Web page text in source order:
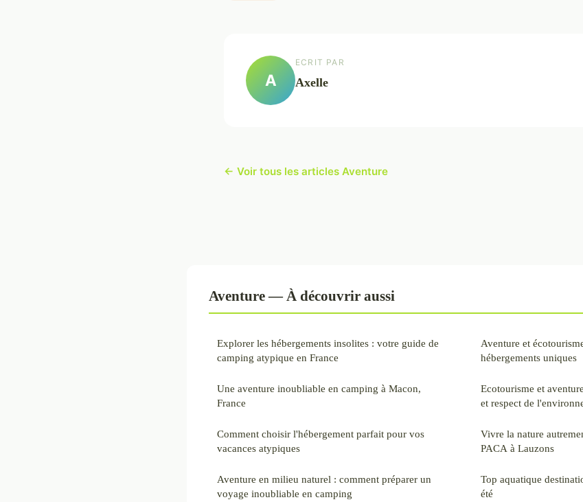
A
ECRIT PAR
Axelle
← Voir tous les articles Aventure
Aventure — À découvrir aussi
Explorer les hébergements insolites : votre guide de
camping atypique en France
Une aventure inoubliable en camping à Macon,
France
Comment choisir l'hébergement parfait pour vos
vacances atypiques
Aventure en milieu naturel : comment préparer un
voyage inoubliable en camping
Aventure et
hébergements uniques
Ecotourisme et
et respect de
Vivre la nature
PACA à Lauzons
Top aquatique
été